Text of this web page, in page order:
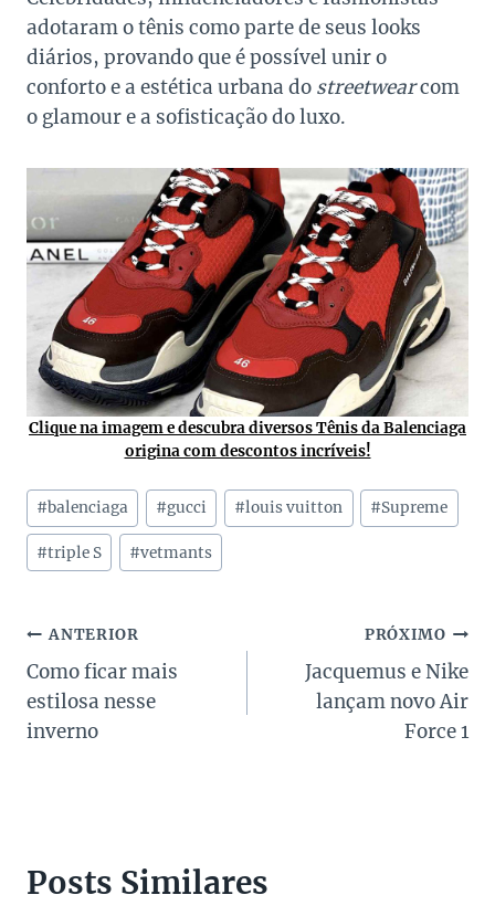
adotaram o tênis como parte de seus looks
diários, provando que é possível unir o
conforto e a estética urbana do streetwearcom
o glamour e a sofisticação do luxo.
Clique na imagem e descubra diversos Tênis da Balenciaga
origina com descontos incríveis!
Tags
do
Post:
#balenciaga #gucci #louis vuitton #Supreme
#triple S #vetmants
Navegação
de
Post
ANTERIOR
Como ficar mais
estilosa nesse
inverno
PRÓXIMO
Jacquemus e Nike
lançam novo Air
Force 1
Posts Similares